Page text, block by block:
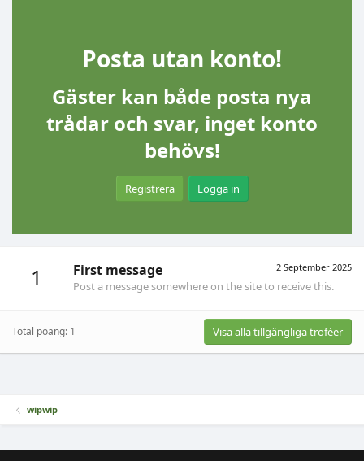
Posta utan konto!
Gäster kan både posta nya
trådar och svar, inget konto
behövs!
Registrera Logga in
1 2 September 2025
First message
Post a message somewhere on the site to receive this.
Total poäng: 1 Visa alla tillgängliga troféer
wipwip